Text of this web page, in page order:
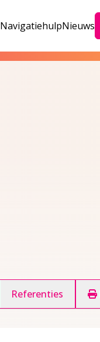
NavigatiehulpNieuws
Referenties